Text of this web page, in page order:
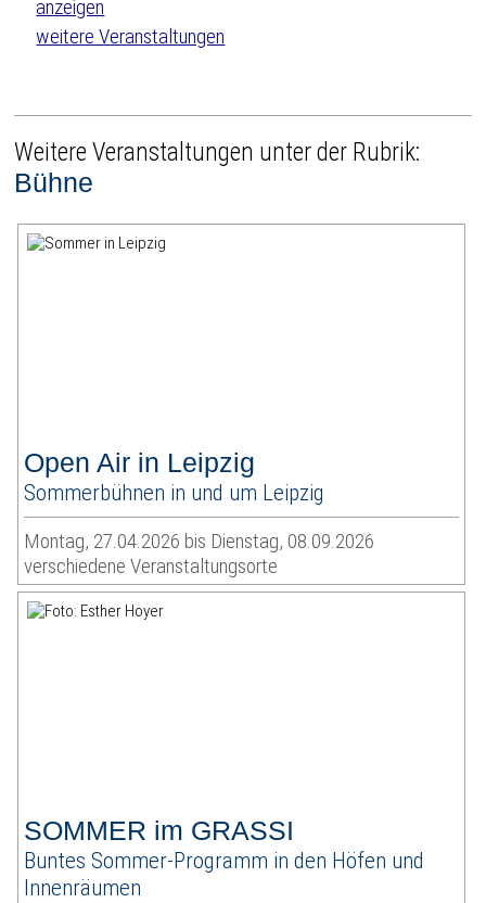
weitere Veranstaltungen
Weitere Veranstaltungen unter der Rubrik:
Bühne
Open Air in Leipzig
Sommerbühnen in und um Leipzig
Montag, 27.04.2026 bis Dienstag, 08.09.2026
verschiedene Veranstaltungsorte
SOMMER im GRASSI
Buntes Sommer-Programm in den Höfen und
Innenräumen